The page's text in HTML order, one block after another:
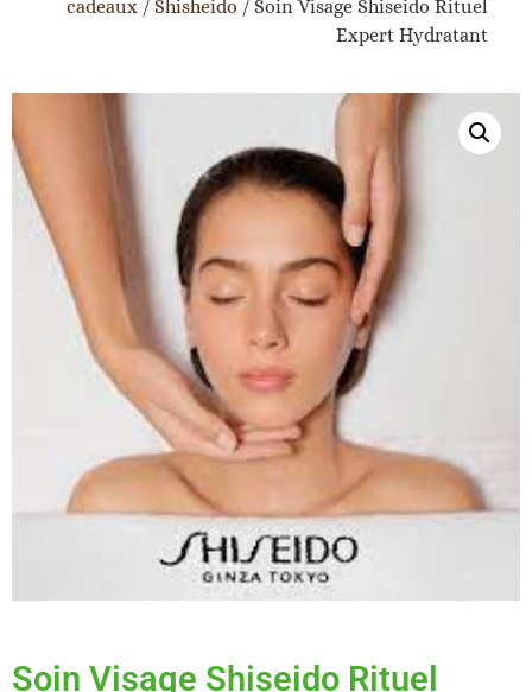
cadeaux/ Shisheido / Soin Visage Shiseido Rituel
Expert Hydratant
Soin Visage Shiseido Rituel